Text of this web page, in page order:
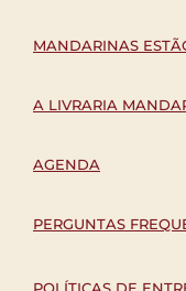
MANDARINAS
A LIVRARIA
AGENDA
PERGUNTAS
POLÍTICAS DE